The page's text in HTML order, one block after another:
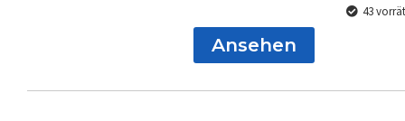
43
Ansehen